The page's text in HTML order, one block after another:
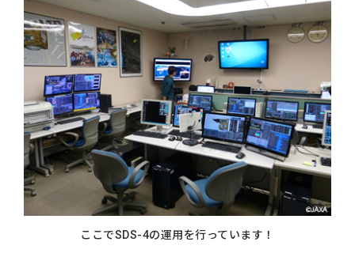
ここでSDS-4の運用を行っています！